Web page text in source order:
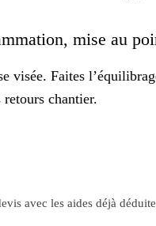
mise au
visée. Faites
chantier.
avec les aides déjà